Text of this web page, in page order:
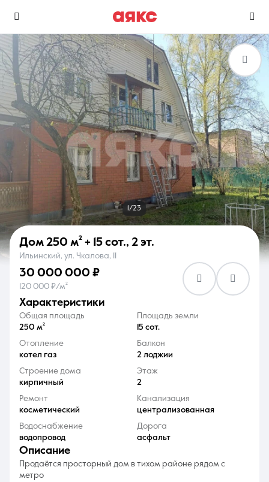
г. Раменское
Избранное
0 объявлений
Сравнение
0 объявлений
Недвижимость Услуги
О компании
8 (861) 297-00-00
Ежедневно с 08:30 до 20:00
1/23
Дом 250 м² + 15 сот., 2 эт.
Ильинский, ул. Чкалова, 11
30 000 000 ₽
120 000 ₽/м²
характеристики
Общая площадь
250 м²
Площадь земли
15 сот.
Отопление
котел газ
Балкон
2 лоджии
Строение дома
кирпичный
Этаж
2
Ремонт
косметический
Канализация
централизованная
Водоснабжение
водопровод
Дорога
асфальт
описание
Продаётся просторный дом в тихом районе рядом с
метро